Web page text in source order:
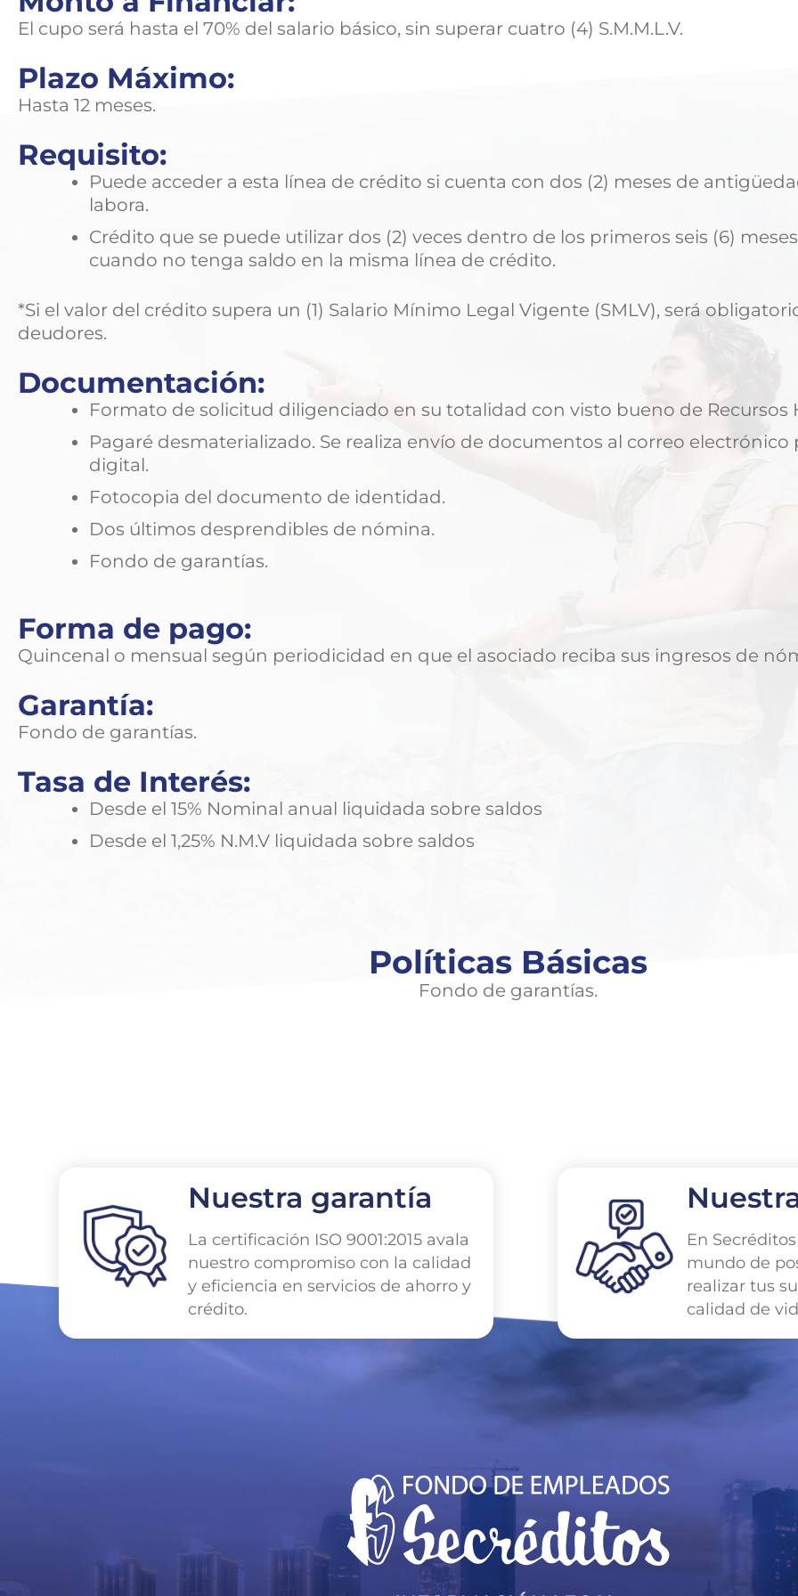
El cupo será hasta el 70% del salario básico, sin superar cuatro (4) S.M.M.L.V.
Plazo Máximo:
Hasta 12 meses.
Requisito:
Puede acceder a esta línea de crédito si cuenta con dos (2) meses de
labora.
Crédito que se puede utilizar dos (2) veces dentro de los primeros seis (6)
cuando no tenga saldo en la misma línea de crédito.
*Si el valor del crédito supera un (1) Salario Mínimo Legal Vigente (SMLV), será
deudores.
Documentación:
Formato de solicitud diligenciado en su totalidad con visto bueno de Recursos
Pagaré desmaterializado. Se realiza envío de documentos al correo electrónico
digital.
Fotocopia del documento de identidad.
Dos últimos desprendibles de nómina.
Fondo de garantías.
Forma de pago:
Quincenal o mensual según periodicidad en que el asociado reciba sus ingresos de
Garantía:
Fondo de garantías.
Tasa de Interés:
Desde el 15% Nominal anual liquidada sobre saldos
Desde el 1,25% N.M.V liquidada sobre saldos
Políticas Básicas
Fondo de garantías.
Nuestra garantía
La certificación ISO 9001:2015 avala
nuestro compromiso con la calidad
y eficiencia en servicios de ahorro y
crédito.
En
mundo de
realizar tus
calidad de